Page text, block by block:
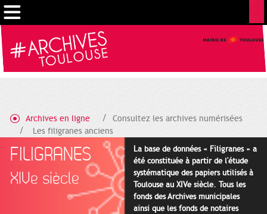
Archives en ligne
Consultez les archives numérisées
Les filigranes anciens
FILIGRANES
XIVe siècle
La base de données « Filigranes » a
été constituée à partir de l'étude
systématique des papiers utilisés à
Toulouse au XIVe siècle. Tous les
fonds des Archives municipales
ainsi que les fonds de notaires
Gestion de vos préférences sur les cookies